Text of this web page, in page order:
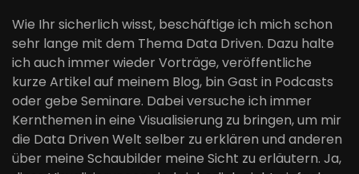
Wie Ihr sicherlich wisst, beschäftige ich mich schon
sehr lange mit dem Thema Data Driven. Dazu halte
ich auch immer wieder Vorträge, veröffentliche
kurze Artikel auf meinem Blog, bin Gast in Podcasts
oder gebe Seminare. Dabei versuche ich immer
Kernthemen in eine Visualisierung zu bringen, um mir
die Data Driven Welt selber zu erklären und anderen
über meine Schaubilder meine Sicht zu erläutern. Ja,